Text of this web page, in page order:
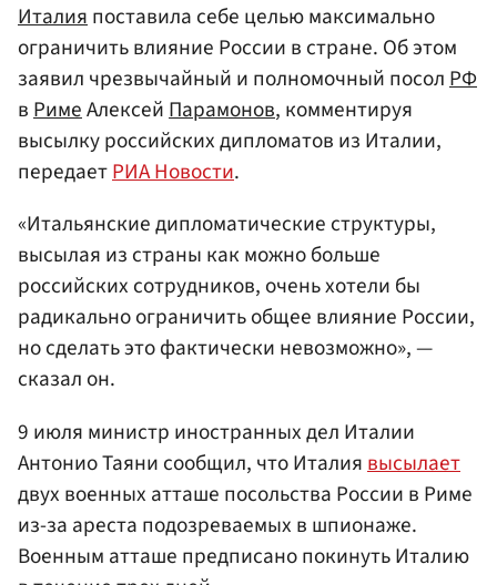
Италияпоставила себе целью максимально
ограничить влияние России в стране. Об этом
заявил чрезвычайный и полномочный посолРФ
вРимеАлексейПарамонов, комментируя
высылку российских дипломатов из Италии,
передаетРИА Новости.
«Итальянские дипломатические структуры,
высылая из страны как можно больше
российских сотрудников, очень хотели бы
радикально ограничить общее влияние России,
но сделать это фактически невозможно», —
сказал он.
9 июля министр иностранных дел Италии
Антонио Таяни сообщил, что Италия высылает
двух военных атташе посольства России в Риме
из-за ареста подозреваемых в шпионаже.
Военным атташе предписано покинуть Италию